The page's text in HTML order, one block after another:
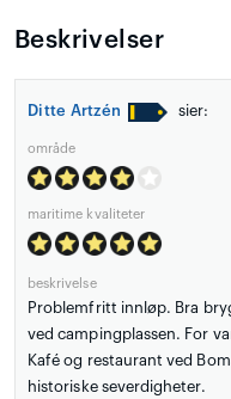
Beskrivelser
Ditte Artzén sier:
område
maritime kvaliteter
beskrivelse
Problemfritt innløp. Bra
ved campingplassen. For
Kafé og restaurant ved
historiske severdigheter.